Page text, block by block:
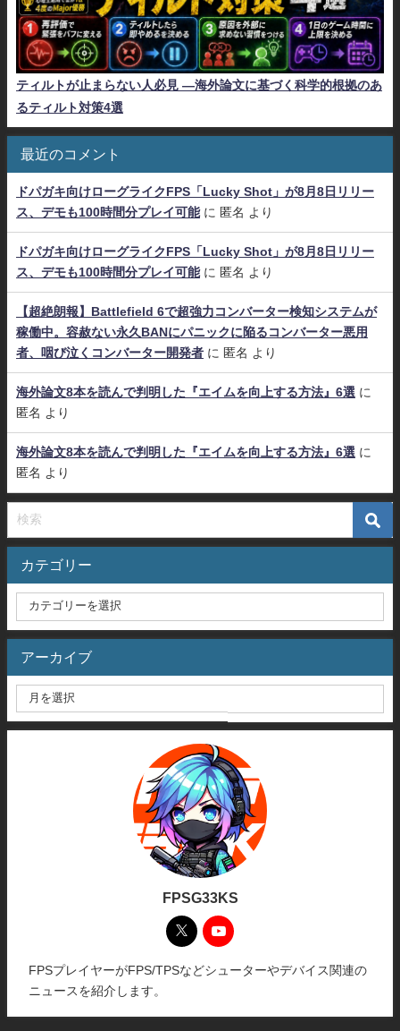
ティルトが止まらない人必見 ―海外論文に基づく科学的根拠のあ
るティルト対策4選
最近のコメント
ドパガキ向けローグライクFPS「Lucky Shot」が8月8日リリー
ス、デモも100時間分プレイ可能に 匿名 より
ドパガキ向けローグライクFPS「Lucky Shot」が8月8日リリー
ス、デモも100時間分プレイ可能に 匿名 より
【超絶朗報】Battlefield 6で超強力コンバーター検知システムが
稼働中。容赦ない永久BANにパニックに陥るコンバーター悪用
者、咽び泣くコンバーター開発者 に 匿名 より
海外論文8本を読んで判明した『エイムを向上する方法』6選 に
匿名
より
海外論文8本を読んで判明した『エイムを向上する方法』6選 に
匿名
より
カテゴリー
アーカイブ
FPSG33KS
FPSプレイヤーがFPS/TPSなどシューターやデバイス関連の
ニュースを紹介します。